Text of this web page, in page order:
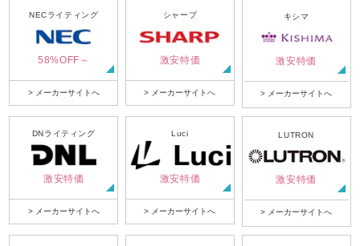
NECライティング
58%OFF～
> メーカーサイトへ
シャープ
激安特価
> メーカーサイトへ
キシマ
激安特価
> メーカーサイトへ
DNライティング
激安特価
> メーカーサイトへ
Luci
激安特価
> メーカーサイトへ
LUTRON
激安特価
> メーカーサイトへ